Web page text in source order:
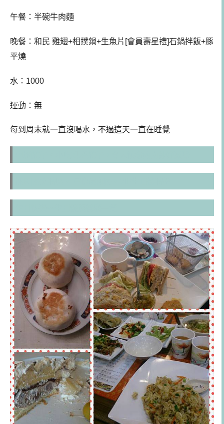
午餐 ： 半碗牛肉麵
晚餐：和民 雞翅+相撲鍋+生魚片[會員壽星禮]石鍋拌飯+豚
平燒
水：1000
運動：無
每到周末就一直沒喝水，不過這天一直在睡覺